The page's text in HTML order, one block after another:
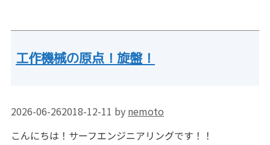
工作機械の原点！旋盤！
2026-06-262018-12-11 by nemoto
こんにちは！サーフエンジニアリングです！！